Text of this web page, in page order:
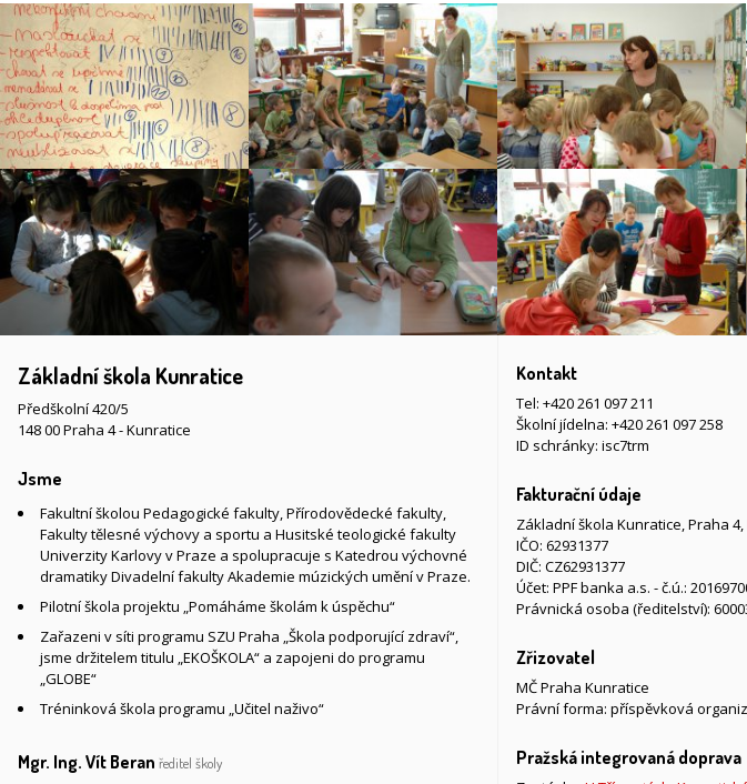
Základní škola Kunratice
Předškolní 420/5
148 00 Praha 4 - Kunratice
Jsme
Fakultní školou Pedagogické fakulty, Přírodovědecké fakulty,
Fakulty tělesné výchovy a sportu a Husitské teologické fakulty
Univerzity Karlovy v Praze a spolupracuje s Katedrou výchovné
dramatiky Divadelní fakulty Akademie múzických umění v Praze.
Pilotní škola projektu „Pomáháme školám k úspěchu“
Zařazeni v síti programu SZU Praha „Škola podporující zdraví“,
jsme držitelem titulu „EKOŠKOLA“ a zapojeni do programu
„GLOBE“
Tréninková škola programu „Učitel naživo“
Mgr. Ing. Vít Beran ředitel školy
Kontakt
Tel: +420 261 097 211
Školní jídelna: +420 261 097 258
ID schránky: isc7trm
Fakturační údaje
Základní škola Kunratice, Praha
IČO: 62931377
DIČ: CZ62931377
Účet: PPF banka a.s. - č.ú.:
Právnická osoba (ředitelství):
Zřizovatel
MČ Praha Kunratice
Právní forma: příspěvková
Pražská integrovaná doprava